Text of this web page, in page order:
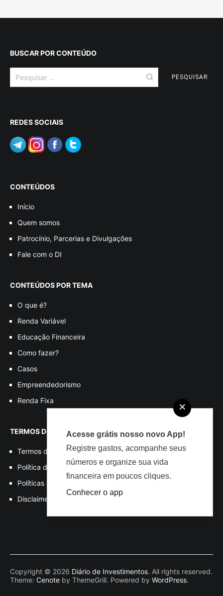
BUSCAR POR CONTEÚDO
por:
REDES SOCIAIS
CONTEÚDOS
Início
Quem somos
Patrocínio, Parcerias e Divulgações
Fale com o DI
CONTEÚDOS POR TEMA
O que é?
Renda Variável
Educação Financeira
Como fazer?
Casos
Empreendedorismo
Renda Fixa
TERMOS DE USO
Termos de Uso
Política de Privacidade
Políticas de Cookies
Disclaimer
Copyright © 2026 Diário de Investimentos. All rights reserved.
Theme: Cenote by ThemeGrill. Powered by WordPress.
×
Acesse grátis nosso novo App!
Registre gastos, acompanhe seus
números e organize sua vida
financeira em poucos cliques.
Conhecer o app